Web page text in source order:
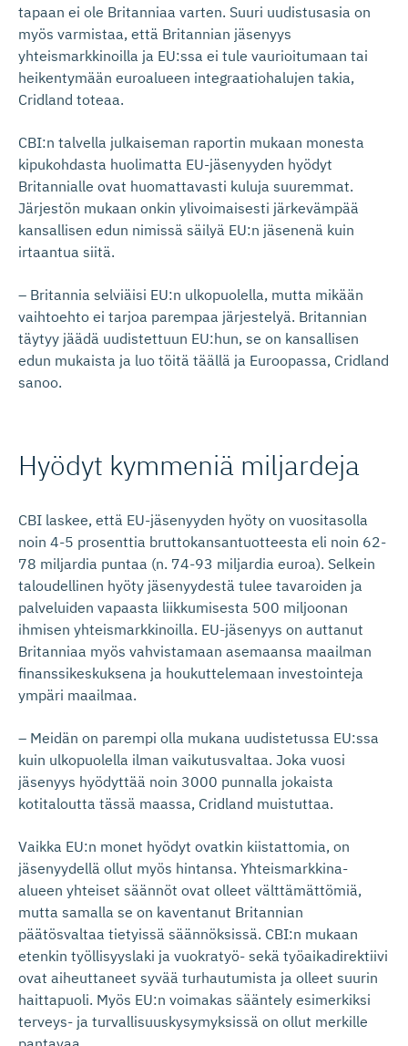
tapaan ei ole Britanniaa varten. Suuri uudistusasia on
myös varmistaa, että Britannian jäsenyys
yhteismarkkinoilla ja EU:ssa ei tule vaurioitumaan tai
heikentymään euroalueen integraatiohalujen takia,
Cridland toteaa.
CBI:n talvella julkaiseman raportin mukaan monesta
kipukohdasta huolimatta EU-jäsenyyden hyödyt
Britannialle ovat huomattavasti kuluja suuremmat.
Järjestön mukaan onkin ylivoimaisesti järkevämpää
kansallisen edun nimissä säilyä EU:n jäsenenä kuin
irtaantua siitä.
– Britannia selviäisi EU:n ulkopuolella, mutta mikään
vaihtoehto ei tarjoa parempaa järjestelyä. Britannian
täytyy jäädä uudistettuun EU:hun, se on kansallisen
edun mukaista ja luo töitä täällä ja Euroopassa, Cridland
sanoo.
Hyödyt kymmeniä miljardeja
CBI laskee, että EU-jäsenyyden hyöty on vuositasolla
noin 4-5 prosenttia bruttokansantuotteesta eli noin 62-
78 miljardia puntaa (n. 74-93 miljardia euroa). Selkein
taloudellinen hyöty jäsenyydestä tulee tavaroiden ja
palveluiden vapaasta liikkumisesta 500 miljoonan
ihmisen yhteismarkkinoilla. EU-jäsenyys on auttanut
Britanniaa myös vahvistamaan asemaansa maailman
finanssikeskuksena ja houkuttelemaan investointeja
ympäri maailmaa.
– Meidän on parempi olla mukana uudistetussa EU:ssa
kuin ulkopuolella ilman vaikutusvaltaa. Joka vuosi
jäsenyys hyödyttää noin 3000 punnalla jokaista
kotitaloutta tässä maassa, Cridland muistuttaa.
Vaikka EU:n monet hyödyt ovatkin kiistattomia, on
jäsenyydellä ollut myös hintansa. Yhteismarkkina-
alueen yhteiset säännöt ovat olleet välttämättömiä,
mutta samalla se on kaventanut Britannian
päätösvaltaa tietyissä säännöksissä. CBI:n mukaan
etenkin työllisyyslaki ja vuokratyö- sekä työaikadirektiivi
ovat aiheuttaneet syvää turhautumista ja olleet suurin
haittapuoli. Myös EU:n voimakas sääntely esimerkiksi
terveys- ja turvallisuuskysymyksissä on ollut merkille